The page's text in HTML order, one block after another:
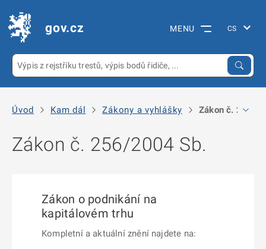
gov.cz MENU
Úvod Kam dál Zákony a vyhlášky Zákon č. 256/
Zákon č. 256/2004 Sb.
Zákon o podnikání na
kapitálovém trhu
Kompletní a aktuální znění najdete na: